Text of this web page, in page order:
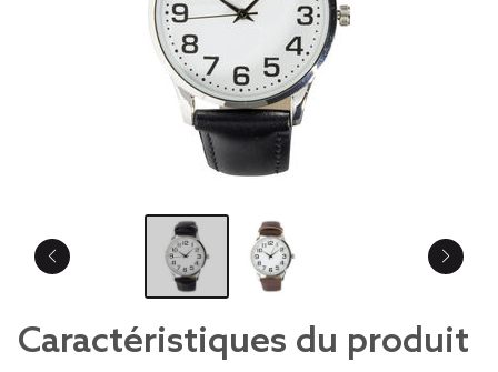
Caractéristiques du produit